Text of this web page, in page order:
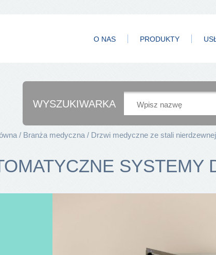
O NAS PRODUKTY
WYSZUKIWARKA
Branża medyczna Drzwi medyczne ze stali nierdzewnej
SYSTEMY